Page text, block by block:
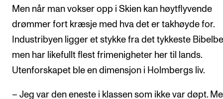
Men når man vokser opp i Skien kan høytflyvende
drømmer fort kræsje med hva det er takhøyde for.
Industribyen ligger et stykke fra det tykkeste
men har likefullt flest frimenigheter her til lands.
Utenforskapet ble en dimensjon i Holmbergs liv.
– Jeg var den eneste i klassen som ikke var døpt.